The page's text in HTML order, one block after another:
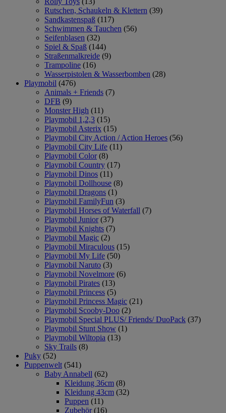
Rutschen, Schaukeln & Klettern (39)
Sandkastenspaß (117)
Schwimmen & Tauchen (56)
Seifenblasen (32)
Spiel & Spaß (144)
Straßenmalkreide (9)
Trampoline (16)
Wasserpistolen & Wasserbomben (28)
Playmobil (476)
Animals + Friends (7)
DFB (9)
Monster High (11)
Playmobil 1,2,3 (15)
Playmobil Asterix (15)
Playmobil City Action / Action Heroes (56)
Playmobil City Life (11)
Playmobil Color (8)
Playmobil Country (17)
Playmobil Dinos (11)
Playmobil Dollhouse (8)
Playmobil Dragons (1)
Playmobil FamilyFun (3)
Playmobil Horses of Waterfall (7)
Playmobil Junior (37)
Playmobil Knights (7)
Playmobil Magic (2)
Playmobil Miraculous (15)
Playmobil My Life (50)
Playmobil Naruto (3)
Playmobil Novelmore (6)
Playmobil Pirates (13)
Playmobil Princess (5)
Playmobil Princess Magic (21)
Playmobil Scooby-Doo (2)
Playmobil Special PLUS/ Friends/ DuoPack (37)
Playmobil Stunt Show (1)
Playmobil Wiltopia (13)
Sky Trails (8)
Puky (52)
Puppenwelt (541)
Baby Annabell (62)
Kleidung 36cm (8)
Kleidung 43cm (32)
Puppen (11)
Zubehör (16)